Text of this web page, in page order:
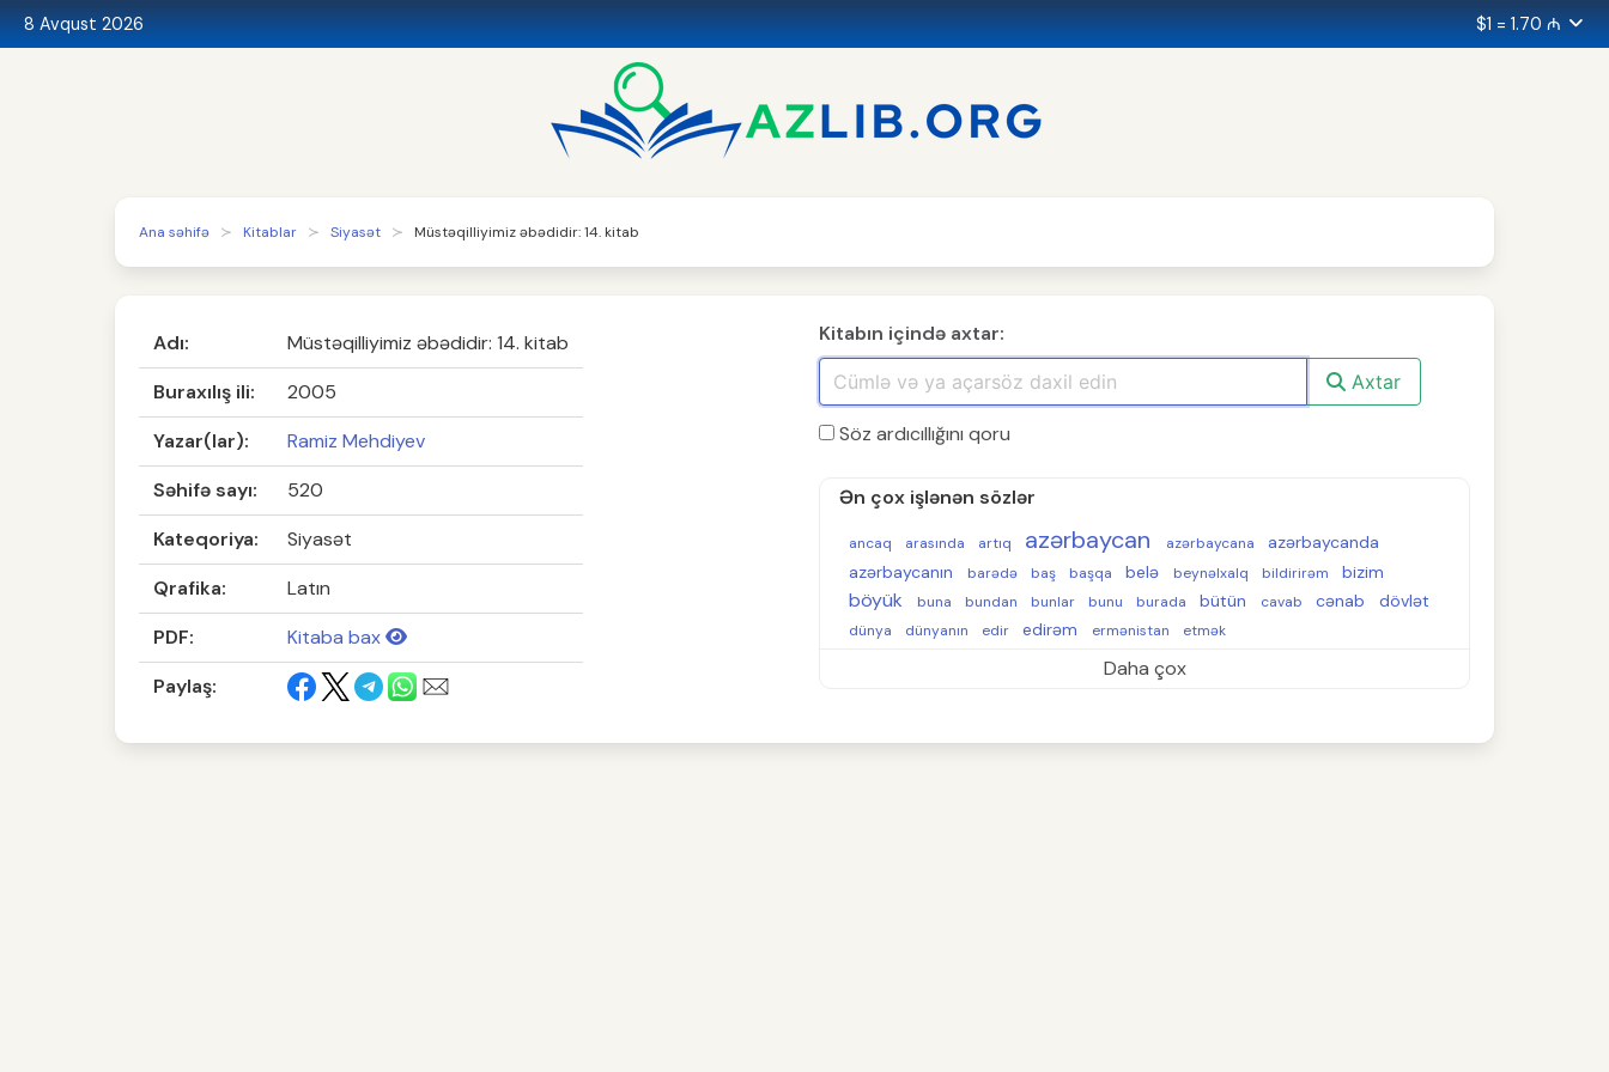
8 Avqust 2026 $1 = 1.70 ₼
Ana səhifə Kitablar Siyasət Müstəqilliyimiz əbədidir: 14. kitab
Adı:
Müstəqilliyimiz əbədidir: 14. kitab
Buraxılış ili:
2005
Yazar(lar):
Ramiz Mehdiyev
Səhifə sayı:
520
Kateqoriya:
Siyasət
Qrafika:
Latın
PDF:
Kitaba bax
Paylaş:
Kitabın içində axtar:
Axtar
Söz ardıcıllığını qoru
Ən çox işlənən sözlər
ancaq arasında artıq azərbaycan azərbaycana
azərbaycanda
azərbaycanın
barədə baş başqa belə beynəlxalq bildirirəm bizim
böyük buna bundan bunlar bunu burada bütün cavab cənab dövlət
dünya dünyanın edir edirəm ermənistan etmək
Daha çox